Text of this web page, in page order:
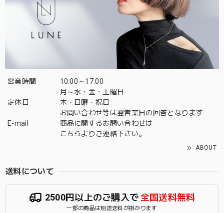
営業時間
10:00～17:00
月～水・金・土曜日
定休日
木・日曜・祝日
お問い合わせ等は翌営業日の回答となります
E-mail
商品に関するお問い合わせは
こちらよりご連絡下さい。
ABOUT
送料について
2500円以上のご購入で全国送料無料
一部の商品は別途送料が掛かります